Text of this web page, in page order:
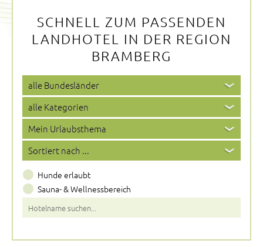
SCHNELL ZUM PASSENDEN
LANDHOTEL IN DER REGION
BRAMBERG
Hunde erlaubt
Sauna- & Wellnessbereich